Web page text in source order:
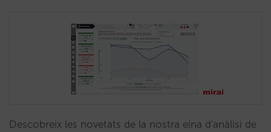
Descobreix les novetats de la nostra eina d'anàlisi de